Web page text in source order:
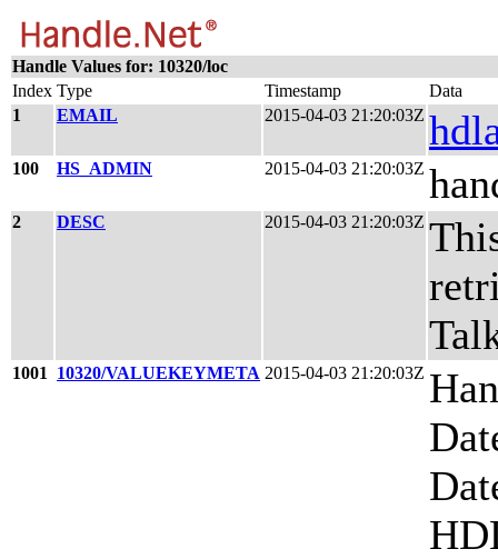
Handle Values for: 10320/loc
Index Type Timestamp
Data
1
EMAIL 2015-04-03 21:20:03Z
100 HS_ADMIN 2015-04-03 21:20:03Z
2 DESC 2015-04-03 21:20:03Z
1001 10320/VALUEKEYMETA 2015-04-03 21:20:03Z